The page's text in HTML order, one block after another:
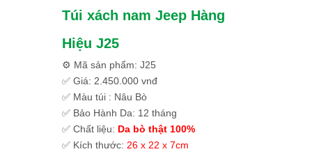
Túi xách nam Jeep Hàng
Hiệu J25
⚙ Mã sản phẩm: J25
✅ Giá: 2.450.000 vnđ
✅ Màu túi : Nâu Bò
✅ Bảo Hành Da: 12 tháng
✅ Chất liệu: Da bò thật 100%
✅ Kích thước: 26 x 22 x 7cm